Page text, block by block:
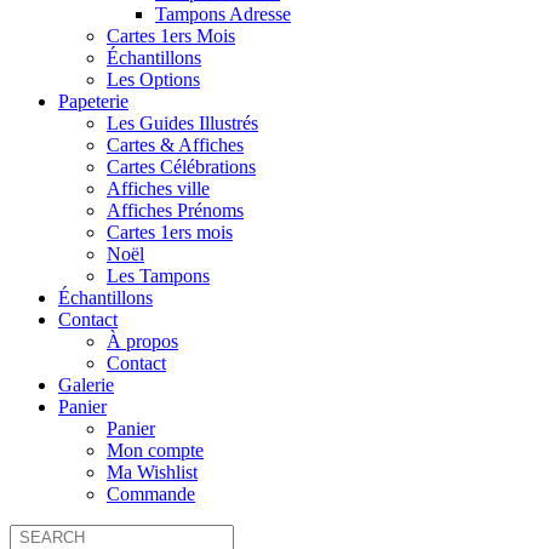
Tampons Adresse
Cartes 1ers Mois
Échantillons
Les Options
Papeterie
Les Guides Illustrés
Cartes & Affiches
Cartes Célébrations
Affiches ville
Affiches Prénoms
Cartes 1ers mois
Noël
Les Tampons
Échantillons
Contact
À propos
Contact
Galerie
Panier
Panier
Mon compte
Ma Wishlist
Commande